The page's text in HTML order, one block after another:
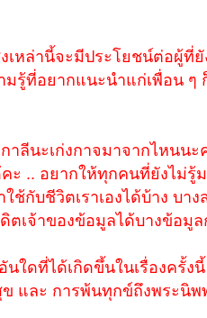
เหล่านี้จะมีประโยชน์ต่อผู้ที่
มรู้ที่อยากแนะนำแก่เพื่อน ๆ
าลีนะเก่งกาจมาจากไหนนะ
ะ .. อยากให้ทุกคนที่ยังไม่รู้ม
ช้กับชีวิตเราเองได้บ้าง บา
ดิตเจ้าของข้อมูลได้บางข้อ
นใดที่ได้เกิดขึ้นในเรื่องครั้ง
ข และ การพ้นทุกข์ถึงพระนิพ